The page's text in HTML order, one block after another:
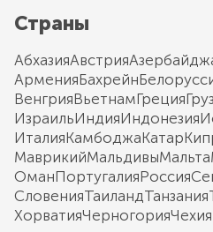
Страны
АбхазияАвстрия
АрменияБахрейн
ВенгрияВьетнамГреция
ИзраильИндияИндонезия
ИталияКамбоджаКатар
МаврикийМальдивыМальта
ОманПортугалияРоссия
СловенияТаиландТанзания
ХорватияЧерногорияЧехия